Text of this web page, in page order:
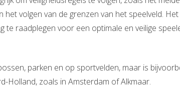
volgen van de grenzen van het speelveld. Het
raadplegen voor een optimale en veilige
parken en op sportvelden, maar is
Holland, zoals in Amsterdam of Alkmaar.